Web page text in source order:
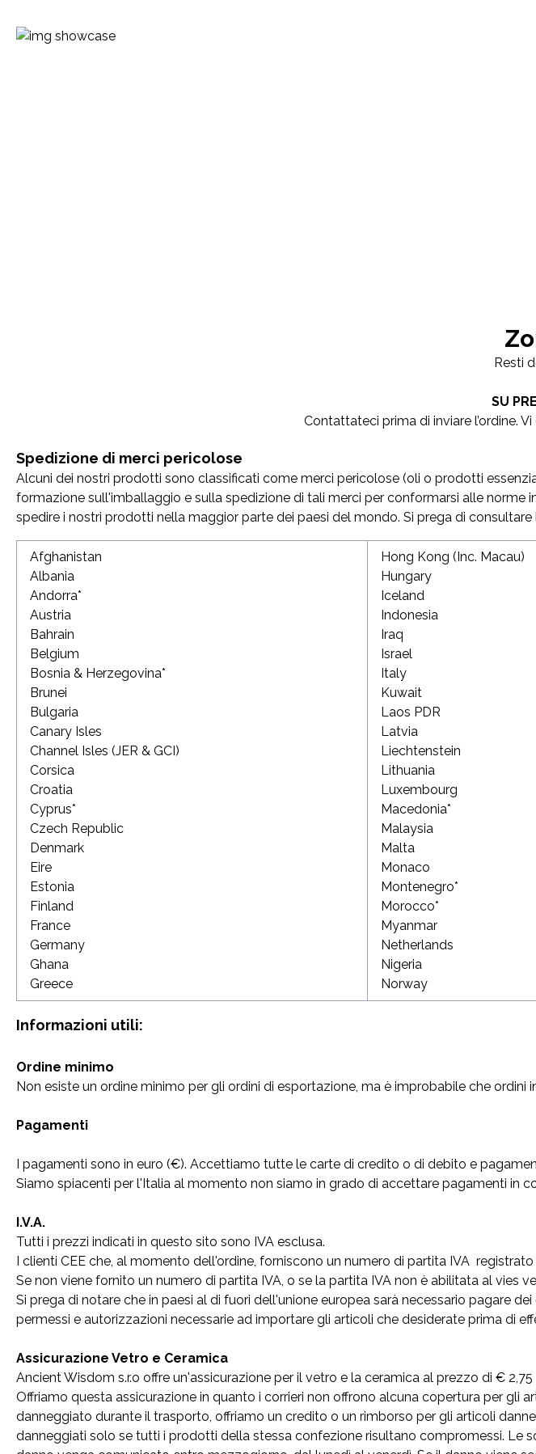
Resti
SU
Contattateci prima di inviare l’ordine.
Spedizione di merci pericolose
Alcuni dei nostri prodotti sono classificati come merci pericolose (oli o prodotti
formazione sull'imballaggio e sulla spedizione di tali merci per conformarsi alle
spedire i nostri prodotti nella maggior parte dei paesi del mondo. Si prega di
Afghanistan
Albania
Andorra*
Austria
Bahrain
Belgium
Bosnia & Herzegovina*
Brunei
Bulgaria
Canary Isles
Channel Isles (JER & GCI)
Corsica
Croatia
Cyprus*
Czech Republic
Denmark
Eire
Estonia
Finland
France
Germany
Ghana
Greece
Hong Kong (Inc. Macau)
Hungary
Iceland
Indonesia
Iraq
Israel
Italy
Kuwait
Laos PDR
Latvia
Liechtenstein
Lithuania
Luxembourg
Macedonia*
Malaysia
Malta
Monaco
Montenegro*
Morocco*
Myanmar
Netherlands
Nigeria
Norway
Informazioni utili:
Ordine minimo
Non esiste un ordine minimo per gli ordini di esportazione, ma è improbabile che ordini
Pagamenti
I pagamenti sono in euro (€). Accettiamo tutte le carte di credito o di debito e
Siamo spiacenti per l'Italia al momento non siamo in grado di accettare pagamenti in
I.V.A.
Tutti i prezzi indicati in questo sito sono IVA esclusa.
I clienti CEE che, al momento dell'ordine, forniscono un numero di partita IVA
Se non viene fornito un numero di partita IVA, o se la partita IVA non è abilitata al vies
Si prega di notare che in paesi al di fuori dell'unione europea sarà necessario pagare
permessi e autorizzazioni necessarie ad importare gli articoli che desiderate prima di
Assicurazione Vetro e Ceramica
Ancient Wisdom s.r.o offre un'assicurazione per il vetro e la ceramica al prezzo di €
Offriamo questa assicurazione in quanto i corrieri non offrono alcuna copertura per gli
danneggiato durante il trasporto, offriamo un credito o un rimborso per gli articoli
danneggiati solo se tutti i prodotti della stessa confezione risultano compromessi. Le